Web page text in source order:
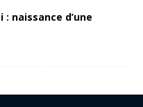
: naissance d’une